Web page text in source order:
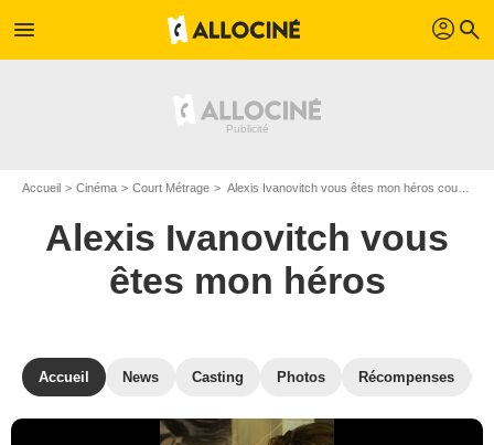
menu profil search
Accueil Cinéma Court Métrage Alexis Ivanovitch vous êtes mon héros court-métrage de Guillaume Gouix
Alexis Ivanovitch vous
êtes mon héros
Accueil News Casting Photos Récompenses